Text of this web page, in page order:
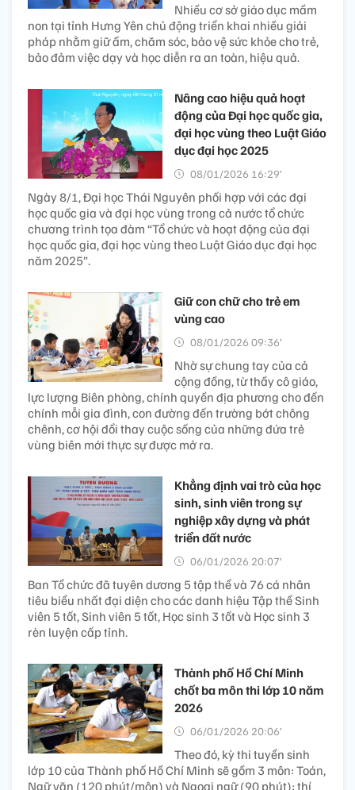
Nhiều cơ sở giáo dục mầm
non tại tỉnh Hưng Yên chủ động triển khai nhiều giải
pháp nhằm giữ ấm, chăm sóc, bảo vệ sức khỏe cho trẻ,
bảo đảm việc dạy và học diễn ra an toàn, hiệu quả.
Nâng cao hiệu quả hoạt
động của Đại học quốc gia,
đại học vùng theo Luật Giáo
dục đại học 2025
08/01/2026 16:29’
Ngày 8/1, Đại học Thái Nguyên phối hợp với các đại
học quốc gia và đại học vùng trong cả nước tổ chức
chương trình tọa đàm “Tổ chức và hoạt động của đại
học quốc gia, đại học vùng theo Luật Giáo dục đại học
năm 2025”.
Giữ con chữ cho trẻ em
vùng cao
08/01/2026 09:36’
Nhờ sự chung tay của cả
cộng đồng, từ thầy cô giáo,
lực lượng Biên phòng, chính quyền địa phương cho đến
chính mỗi gia đình, con đường đến trường bớt chông
chênh, cơ hội đổi thay cuộc sống của những đứa trẻ
vùng biên mới thực sự được mở ra.
Khẳng định vai trò của học
sinh, sinh viên trong sự
nghiệp xây dựng và phát
triển đất nước
06/01/2026 20:07’
Ban Tổ chức đã tuyên dương 5 tập thể và 76 cá nhân
tiêu biểu nhất đại diện cho các danh hiệu Tập thể Sinh
viên 5 tốt, Sinh viên 5 tốt, Học sinh 3 tốt và Học sinh 3
rèn luyện cấp tỉnh.
Thành phố Hồ Chí Minh
chốt ba môn thi lớp 10 năm
2026
06/01/2026 20:06’
Theo đó, kỳ thi tuyển sinh
lớp 10 của Thành phố Hồ Chí Minh sẽ gồm 3 môn: Toán,
Ngữ văn (120 phút/môn) và Ngoại ngữ (90 phút); thí